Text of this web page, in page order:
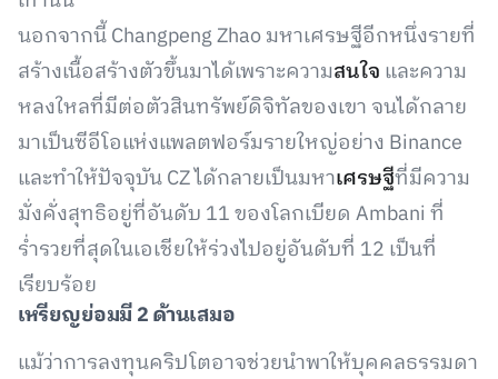
นอกจากนี้ Changpeng Zhao มหาเศรษฐีอีกหนึ่งรายที่
สร้างเนื้อสร้างตัวขึ้นมาได้เพราะความสนใจ และความ
หลงใหลที่มีต่อตัวสินทรัพย์ดิจิทัลของเขา จนได้กลาย
มาเป็นซีอีโอแห่งแพลตฟอร์มรายใหญ่อย่าง Binance
และทำให้ปัจจุบัน CZ ได้กลายเป็นมหาเศรษฐีที่มีความ
มั่งคั่งสุทธิอยู่ที่อันดับ 11 ของโลกเบียด Ambani ที่
ร่ำรวยที่สุดในเอเชียให้ร่วงไปอยู่อันดับที่ 12 เป็นที่
เรียบร้อย
เหรียญย่อมมี 2 ด้านเสมอ
แม้ว่าการลงทุนคริปโตอาจช่วยนำพาให้บุคคลธรรมดา